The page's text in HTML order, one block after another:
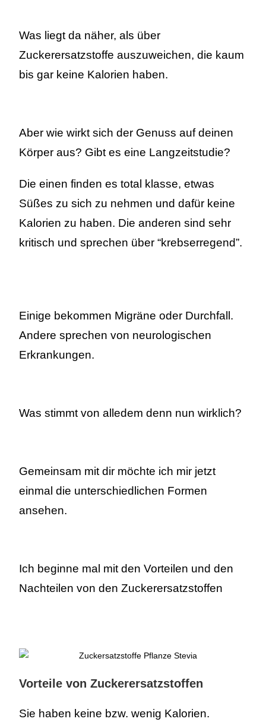
Was liegt da näher, als über
Zuckerersatzstoffe auszuweichen, die kaum
bis gar keine Kalorien haben.
Aber wie wirkt sich der Genuss auf deinen
Körper aus? Gibt es eine Langzeitstudie?
Die einen finden es total klasse, etwas
Süßes zu sich zu nehmen und dafür keine
Kalorien zu haben. Die anderen sind sehr
kritisch und sprechen über “krebserregend”.
Einige bekommen Migräne oder Durchfall.
Andere sprechen von neurologischen
Erkrankungen.
Was stimmt von alledem denn nun wirklich?
Gemeinsam mit dir möchte ich mir jetzt
einmal die unterschiedlichen Formen
ansehen.
Ich beginne mal mit den Vorteilen und den
Nachteilen von den Zuckerersatzstoffen
Vorteile von Zuckerersatzstoffen
Sie haben keine bzw. wenig Kalorien.